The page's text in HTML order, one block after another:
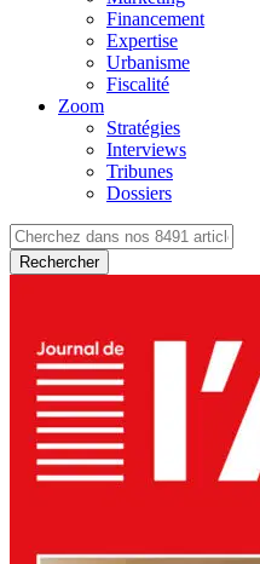
Financement
Expertise
Urbanisme
Fiscalité
Zoom
Stratégies
Interviews
Tribunes
Dossiers
Rechercher